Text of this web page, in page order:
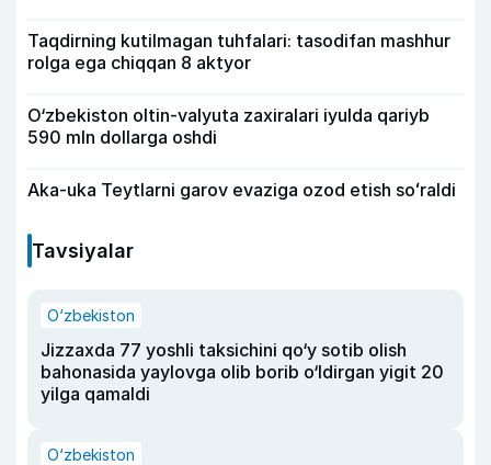
Taqdirning kutilmagan tuhfalari: tasodifan mashhur
rolga ega chiqqan 8 aktyor
O‘zbekiston oltin-valyuta zaxiralari iyulda qariyb
590 mln dollarga oshdi
Aka-uka Teytlarni garov evaziga ozod etish soʻraldi
Tavsiyalar
O‘zbekiston
Jizzaxda 77 yoshli taksichini qo‘y sotib olish
bahonasida yaylovga olib borib o‘ldirgan yigit 20
yilga qamaldi
O‘zbekiston